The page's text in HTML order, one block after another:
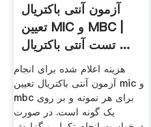
آزمون آنتی باکتریال
تعیین MIC و MBC |
تست آنتی باکتریال ...
هزینه اعلام شده برای انجام
آزمون آنتی باکتریال تعیین mic و
mbc برای هر نمونه و بر روی
یک گونه است. در صورت